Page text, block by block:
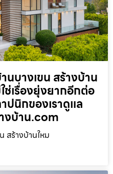
นบางเขน สร้างบ้าน
ช่เรื่องยุ่งยากอีกต่อ
ปนิกของเราดูแล
งบ้าน.com
สร้างบ้านใหม